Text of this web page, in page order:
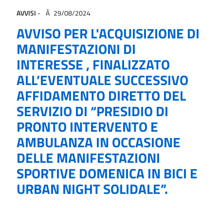
AVVISI - 29/08/2024
AVVISO PER L'ACQUISIZIONE DI
MANIFESTAZIONI DI
INTERESSE , FINALIZZATO
ALL’EVENTUALE SUCCESSIVO
AFFIDAMENTO DIRETTO DEL
SERVIZIO DI “PRESIDIO DI
PRONTO INTERVENTO E
AMBULANZA IN OCCASIONE
DELLE MANIFESTAZIONI
SPORTIVE DOMENICA IN BICI E
URBAN NIGHT SOLIDALE”.